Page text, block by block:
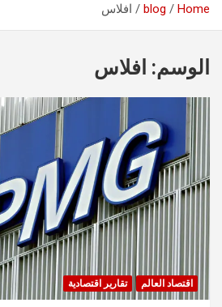
Home
blog افلاس
الوسم: افلاس
اقتصاد العالم تقارير اقتصادية